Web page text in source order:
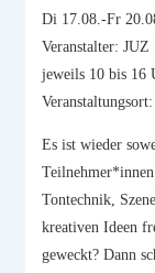
Di 17.08.-Fr
Veranstalter: JUZ
jeweils 10 bis 16
Es ist wieder
Tontechnik,
kreativen Ideen
geweckt? Dann